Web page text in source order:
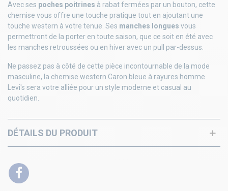
Avec ses poches poitrines à rabat fermées par un bouton, cette
chemise vous offre une touche pratique tout en ajoutant une
touche western à votre tenue. Ses manches longues vous
permettront de la porter en toute saison, que ce soit en été avec
les manches retroussées ou en hiver avec un pull par-dessus.
Ne passez pas à côté de cette pièce incontournable de la mode
masculine, la chemise western Caron bleue à rayures homme
Levi's sera votre alliée pour un style moderne et casual au
quotidien.
DÉTAILS DU PRODUIT